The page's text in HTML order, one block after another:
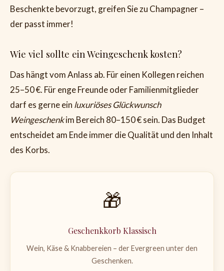
Beschenkte bevorzugt, greifen Sie zu Champagner –
der passt immer!
Wie viel sollte ein Weingeschenk kosten?
Das hängt vom Anlass ab. Für einen Kollegen reichen
25–50 €. Für enge Freunde oder Familienmitglieder
darf es gerne ein luxuriöses Glückwunsch
Weingeschenkim Bereich 80–150 € sein. Das Budget
entscheidet am Ende immer die Qualität und den Inhalt
des Korbs.
🎁
Geschenkkorb Klassisch
Wein, Käse & Knabbereien – der Evergreen unter den
Geschenken.